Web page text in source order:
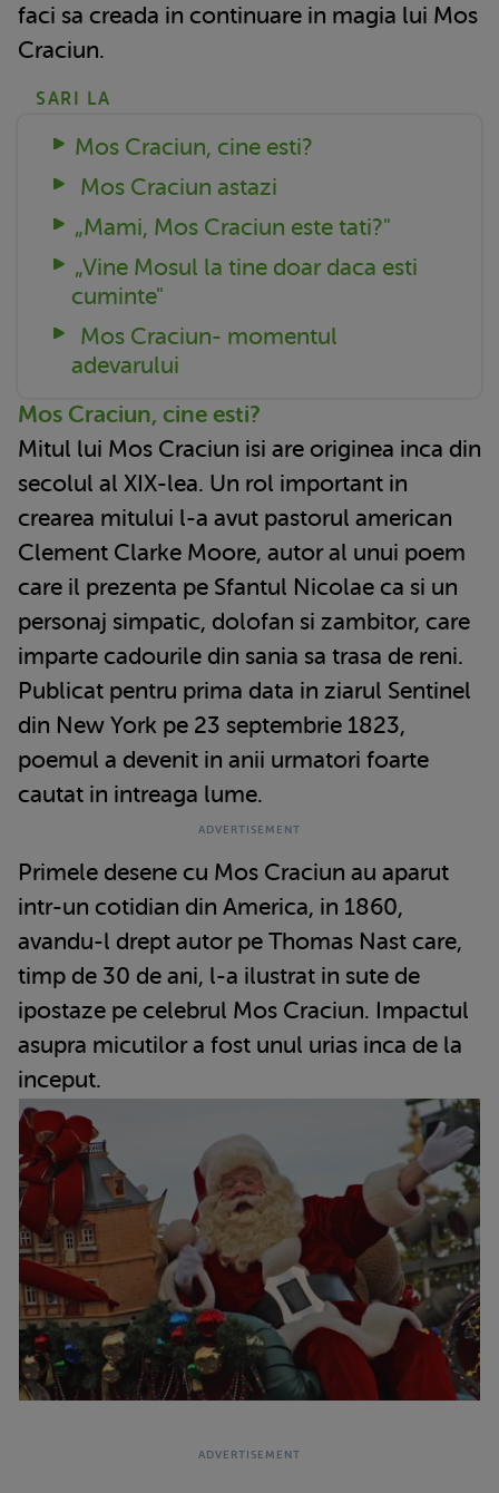
faci sa creada in continuare in magia lui Mos
Craciun.
SARI LA
Mos Craciun, cine esti?
Mos Craciun astazi
„Mami, Mos Craciun este tati?"
„Vine Mosul la tine doar daca esti
cuminte"
Mos Craciun- momentul
adevarului
Mos Craciun, cine esti?
Mitul lui Mos Craciun isi are originea inca din
secolul al XIX-lea. Un rol important in
crearea mitului l-a avut pastorul american
Clement Clarke Moore, autor al unui poem
care il prezenta pe Sfantul Nicolae ca si un
personaj simpatic, dolofan si zambitor, care
imparte cadourile din sania sa trasa de reni.
Publicat pentru prima data in ziarul Sentinel
din New York pe 23 septembrie 1823,
poemul a devenit in anii urmatori foarte
cautat in intreaga lume.
Primele desene cu Mos Craciun au aparut
intr-un cotidian din America, in 1860,
avandu-l drept autor pe Thomas Nast care,
timp de 30 de ani, l-a ilustrat in sute de
ipostaze pe celebrul Mos Craciun. Impactul
asupra micutilor a fost unul urias inca de la
inceput.